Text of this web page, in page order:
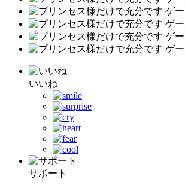
いいね
サポート